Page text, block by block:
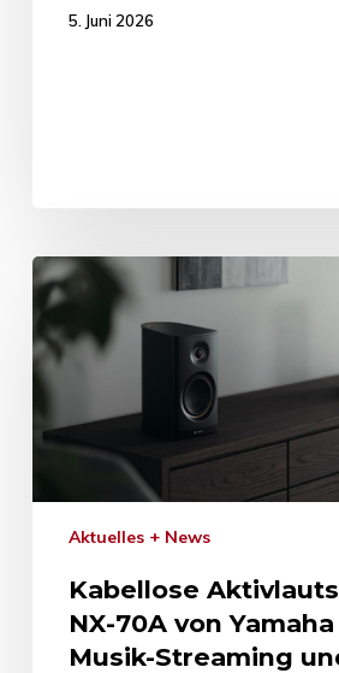
5. Juni 2026
Aktuelles + News
Kabellose
NX-70A von
Musik-Streaming